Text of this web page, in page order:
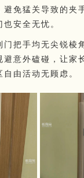
避免猛关导致的夹
安全无忧。
门把手均无尖锐棱
避意外磕碰，让家
由活动无顾虑。